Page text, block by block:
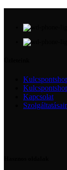
Kapcsolat